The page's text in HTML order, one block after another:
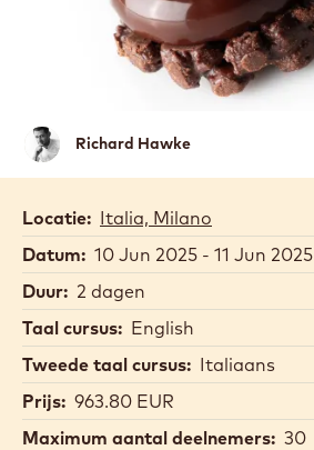
Richard
Hawke
Richard Hawke
Locatie: Italia, Milano
Datum: 10 Jun 2025 - 11 Jun 2025
Duur: 2 dagen
Taal cursus: English
Tweede taal cursus: Italiaans
Prijs: 963.80 EUR
Maximum aantal deelnemers: 30